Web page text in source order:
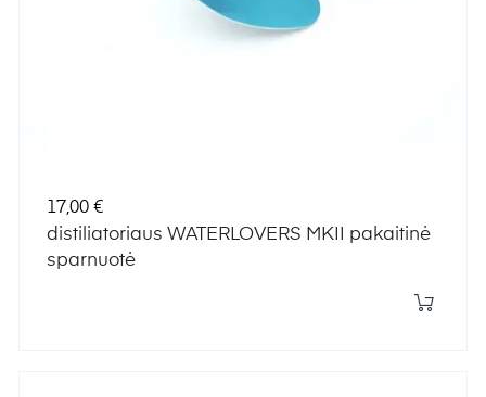
Kaina
17,00 €
distiliatoriaus WATERLOVERS MKII pakaitinė
sparnuotė